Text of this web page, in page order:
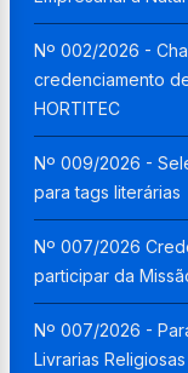
Nº 002/2026 -
credenciamento
HORTITEC
Nº 009/2026 -
para tags literárias
Nº 007/2026
participar da
Nº 007/2026 -
Livrarias Religiosas